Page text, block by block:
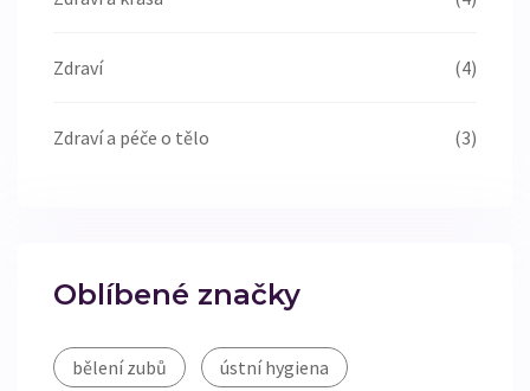
Zdraví (4)
Zdraví a péče o tělo (3)
Oblíbené značky
bělení zubů ústní hygiena